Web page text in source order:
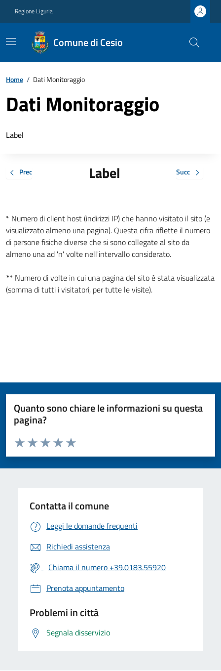
Regione Liguria
Comune di Cesio
Home / Dati Monitoraggio
Dati Monitoraggio
Label
Prec Label Succ
* Numero di client host (indirizzi IP) che hanno visitato il sito (e
visualizzato almeno una pagina). Questa cifra riflette il numero
di persone fisiche diverse che si sono collegate al sito da
almeno una ad 'n' volte nell'intervallo considerato.
** Numero di volte in cui una pagina del sito é stata visualizzata
(somma di tutti i visitatori, per tutte le visite).
Quanto sono chiare le informazioni su questa
pagina?
Valuta da 1 a 5 stelle la pagina
Valuta 5 stelle su 5
Valuta 4 stelle su 5
Valuta 3 stelle su 5
Valuta 2 stelle su 5
Valuta 1 stelle su 5
Contatta il comune
Leggi le domande frequenti
Richiedi assistenza
Chiama il numero +39.0183.55920
Prenota appuntamento
Problemi in città
Segnala disservizio